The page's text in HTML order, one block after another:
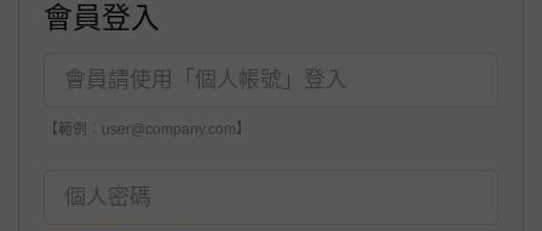
會員登入
【範例：user@company.com】